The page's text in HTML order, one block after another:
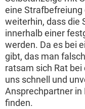
eine
weiterhin, dass die
innerhalb einer
werden. Da es bei
gibt, das man
ratsam sich Rat
uns schnell und
Ansprechpartner in
finden.